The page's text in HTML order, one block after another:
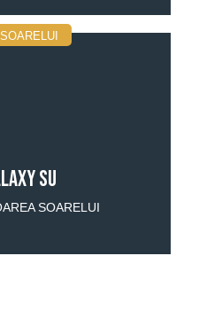
SU
SOARELUI